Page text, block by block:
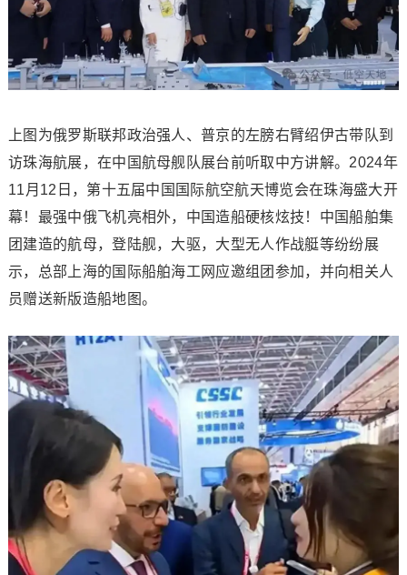
上图为俄罗斯联邦政治强人、普京的左膀右臂绍伊古带队到
访珠海航展，在中国航母舰队展台前听取中方讲解。2024年
11月12日，第十五届中国国际航空航天博览会在珠海盛大开
幕！最强中俄飞机亮相外，中国造船硬核炫技！中国船舶集
团建造的航母，登陆舰，大驱，大型无人作战艇等纷纷展
示，总部上海的国际船舶海工网应邀组团参加，并向相关人
员赠送新版造船地图。